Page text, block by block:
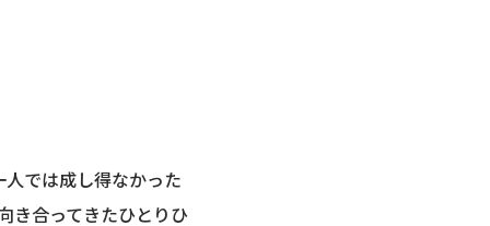
では成し得なかった
き合ってきたひとりひ